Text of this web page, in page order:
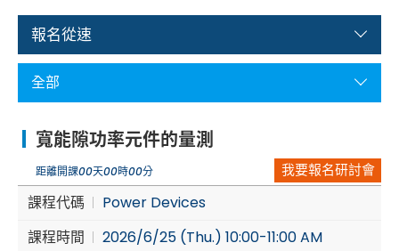
Calendar
Member Login
Aerospace | Defense | Security
Broadcast and Media
Cybersecurity
報名從速
全部
寬能隙功率元件的量測
距離開課00天00時00分 我要報名研討會
課程代碼
Power Devices
課程時間
2026/6/25 (Thu.) 10:00-11:00 AM